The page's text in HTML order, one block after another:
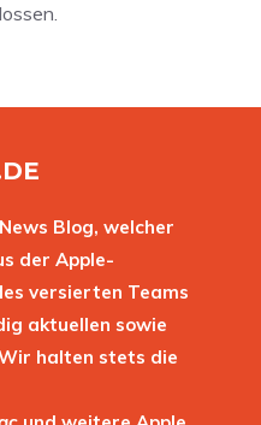
Blog, welcher
der Apple-
versierten Teams
aktuellen sowie
halten stets die